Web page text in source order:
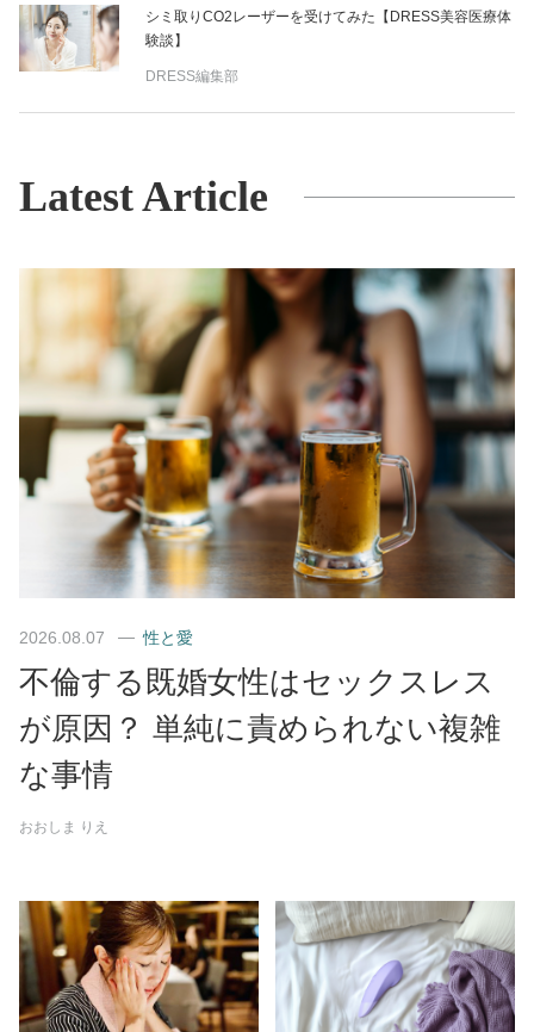
シミ取りCO2レーザーを受けてみた【DRESS美容医療体
験談】
DRESS編集部
Latest Article
2026.08.07 性と愛
不倫する既婚女性はセックスレス
が原因？ 単純に責められない複雑
な事情
おおしま りえ